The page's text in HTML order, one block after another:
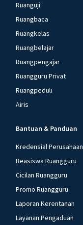
Ruanguji
Ruangbaca
Ruangkelas
Ruangbelajar
Ruangpengajar
Ruangguru Privat
Ruangpeduli
Airis
Bantuan & Panduan
Kredensial Perusahaan
Beasiswa Ruangguru
Cicilan Ruangguru
Promo Ruangguru
Laporan Kerentanan
Layanan Pengaduan